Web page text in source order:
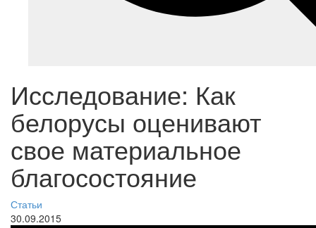
Исследование: Как
белорусы оценивают
свое материальное
благосостояние
Статьи
30.09.2015